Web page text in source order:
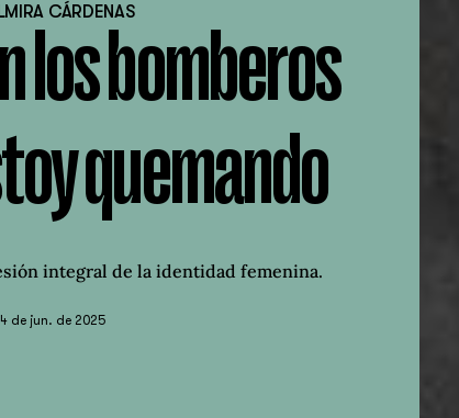
CÁRDENAS
los bomberos
quemando
integral de la identidad femenina.
de jun. de 2025